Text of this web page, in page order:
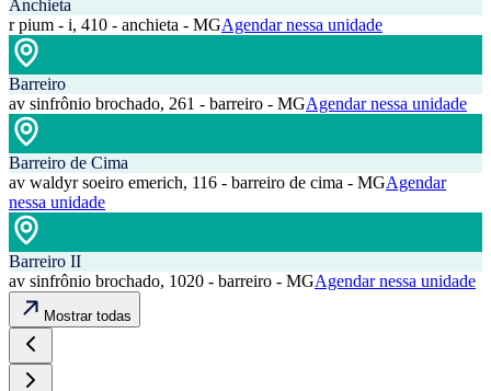
Anchieta
r pium - i, 410 - anchieta - MGAgendar nessa unidade
Barreiro
av sinfrônio brochado, 261 - barreiro - MGAgendar nessa unidade
Barreiro de Cima
av waldyr soeiro emerich, 116 - barreiro de cima - MGAgendar
nessa unidade
Barreiro II
av sinfrônio brochado, 1020 - barreiro - MGAgendar nessa unidade
Mostrar todas